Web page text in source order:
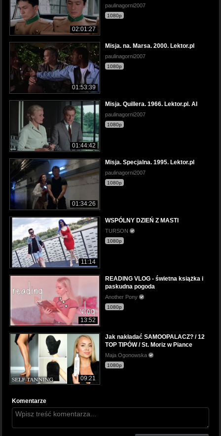
02:01:27
paulinagorni2007
1080p
01:53:39
Misja. na. Marsa. 2000. Lektor.pl
paulinagorni2007
1080p
01:44:42
Misja. Quillera. 1966. Lektor.pl. AI
paulinagorni2007
1080p
01:34:26
Misja. Specjalna. 1995. Lektor.pl
paulinagorni2007
1080p
11:14
WSPÓLNY DZIEŃ Z MASTI
TURSON
1080p
13:52
READING VLOG - świetna książka i
paskudna pogoda
Another Pony
1080p
09:21
Jak nakładać SAMOOPALACZ? / 12
TOP TIPÓW / St. Moriz w Piance
Maja Ogonowska
1080p
Komentarze